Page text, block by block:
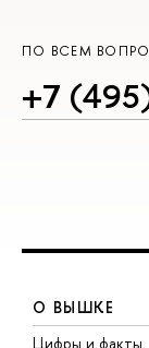
ПО ВСЕМ
+7
О ВЫШКЕ
Цифры и факты